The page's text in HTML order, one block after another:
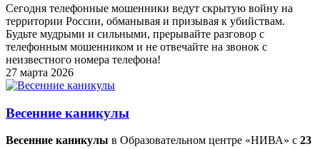
Сегодня телефонные мошенники ведут скрытую войну на
территории России, обманывая и призывая к убийствам.
Будьте мудрыми и сильными, прерывайте разговор с
телефонным мошенником и не отвечайте на звонок с
неизвестного номера телефона!
27 марта 2026
Весенние каникулы
Весенние каникулы в Образовательном центре «НИВА» с 23